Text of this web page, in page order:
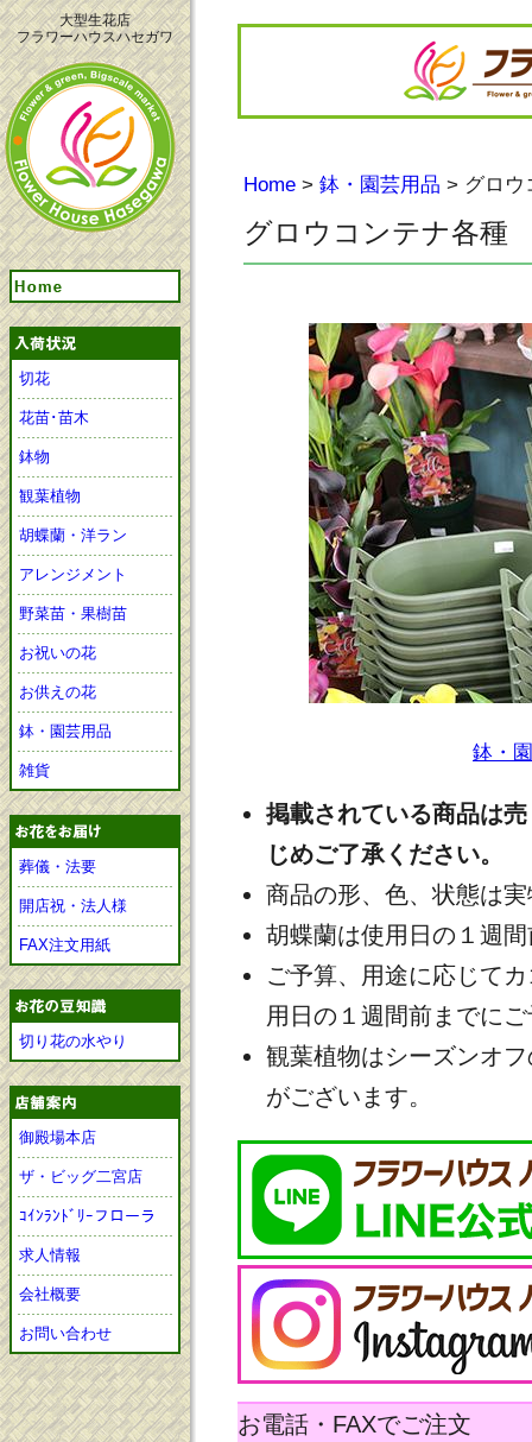
大型生花店
フラワーハウスハセガワ
切花
花苗･苗木
鉢物
観葉植物
胡蝶蘭・洋ラン
アレンジメント
野菜苗・果樹苗
お祝いの花
お供えの花
鉢・園芸用品
雑貨
葬儀・法要
開店祝・法人様
FAX注文用紙
切り花の水やり
御殿場本店
ザ・ビッグ二宮店
ｺｲﾝﾗﾝﾄﾞﾘｰフローラ
求人情報
会社概要
お問い合わせ
Home > 鉢・園芸用品 > グロウ
グロウコンテナ各種
鉢・
掲載されている商品は
じめご了承ください。
商品の形、色、状態は
胡蝶蘭は使用日の１週
ご予算、用途に応じて
用日の１週間前までに
観葉植物はシーズンオ
がございます。
お電話・FAXでご注文